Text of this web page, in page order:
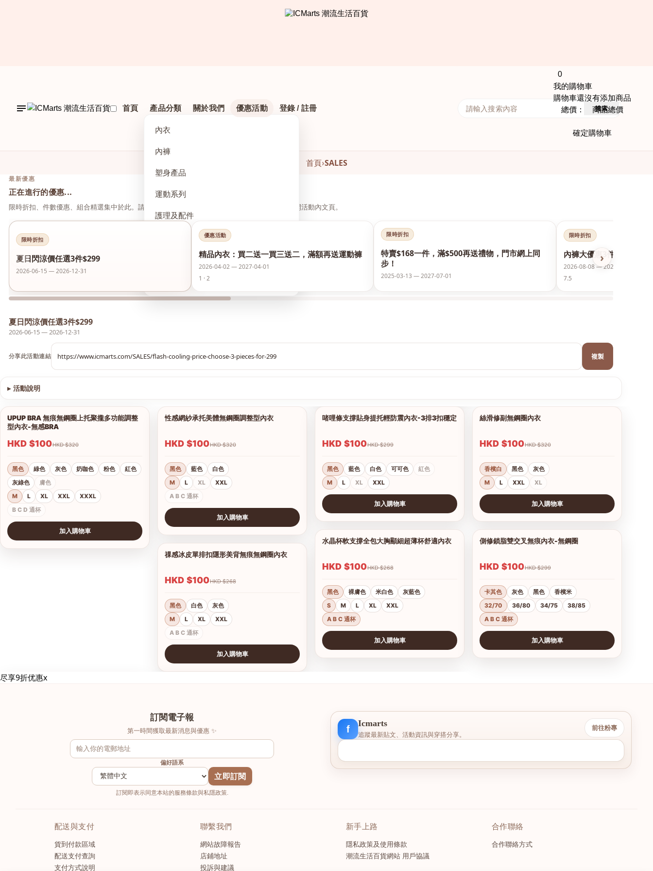
首頁 產品分類
內衣
內褲
塑身產品
運動系列
護理及配件
夏日閃涼價 任選3件$299
關於我們 優惠活動 登錄 / 註冊
0
我的購物車
購物車還沒有添加商品
總價： 商品總價
確定購物車
搜索
首頁›SALES
最新優惠
正在進行的優惠...
限時折扣、件數優惠、組合精選集中於此。請先點上方活動，再於本頁下方瀏覽與下單，無需另開活動內文頁。
‹ ›
限時折扣
夏日閃涼價任選3件$299
2026-06-15 — 2026-12-31
優惠活動
精品內衣：買二送一買三送二，滿額再送運動褲
2026-04-02 — 2027-04-01
1 · 2
限時折扣
特賣$168一件，滿$500再送禮物，門市網上同
步！
2025-03-13 — 2027-07-01
限時折扣
內褲大優惠3件75折
2026-08-08 — 2028-08-08
7.5
夏日閃涼價任選3件$299
2026-06-15 — 2026-12-31
分享此活動連結 複製
▸ 活動說明
1/18
查看圖片
UPUP BRA 無痕無鋼圈上托聚攏多功能調整
型內衣-無感BRA
HKD $100 HKD $320
黑色 綠色 灰色 奶咖色 粉色
紅色
灰綠色
膚色
M
L XL XXL
XXXL
B C D 通杯
加入購物車
性感網紗承托美體無鋼圈調整型內衣
HKD $100 HKD $320
黑色 藍色
白色
M
L XL
XXL
A B C 通杯
加入購物車
1/16
祼感冰皮單排扣隱形美背無痕無鋼圈內衣
HKD $100 HKD $268
黑色 白色
灰色
M
L XL
XXL
A B C 通杯
加入購物車
1/18
啫哩條支撐貼身提托輕防震內衣-3排3扣穩定
HKD $100 HKD $299
黑色 藍色 白色 可可色
紅色
M
L XL XXL
加入購物車
1/15
水晶杯軟支撐全包大胸顯細超薄杯舒適內衣
HKD $100 HKD $268
黑色 裸膚色 米白色
灰藍色
S
M L XL
XXL
A B C 通杯
加入購物車
絲滑修副無鋼圈內衣
HKD $100 HKD $320
香檳白 黑色
灰色
M
L XXL XL
加入購物車
側修鎖脂雙交叉無痕內衣-無鋼圈
HKD $100 HKD $299
卡其色 灰色 黑色
香檳米
32/70
36/80 34/75
38/85
A B C 通杯
加入購物車
尽享9折优惠x
訂閱電子報
第一時間獲取最新消息與優惠 ✨
偏好語系
立即訂閱
訂閱即表示同意本站的服務條款與私隱政策.
f
Icmarts
追蹤最新貼文、活動資訊與穿搭分享。
前往粉專
配送與支付
貨到付款區域
配送支付查詢
支付方式說明
聯繫我們
網站故障報告
店鋪地址
投訴與建議
新手上路
隱私政策及使用條款
潮流生活百貨網站 用戶協議
合作聯絡
合作聯絡方式